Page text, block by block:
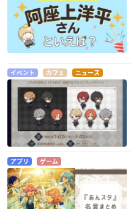
イベント カフェ ニュース
アプリ ゲーム